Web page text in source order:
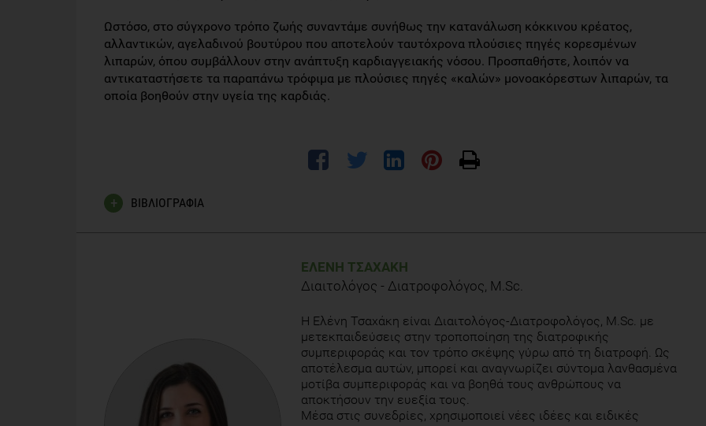
Ωστόσο, στο σύγχρονο τρόπο ζωής συναντάμε συνήθως την κατανάλωση κόκκινου κρέατος,
αλλαντικών, αγελαδινού βουτύρου που αποτελούν ταυτόχρονα πλούσιες πηγές κορεσμένων
λιπαρών, όπου συμβάλλουν στην ανάπτυξη καρδιαγγειακής νόσου. Προσπαθήστε, λοιπόν να
αντικαταστήσετε τα παραπάνω τρόφιμα με πλούσιες πηγές «καλών» μονοακόρεστων λιπαρών, τα
οποία βοηθούν στην υγεία της καρδιάς.
ΒΙΒΛΙΟΓΡΑΦΙΑ
American Heart Association Meeting Report – Poster Presentation MP40 – Session MP07, Mono-unsaturated fats from
http://newsroom.heart.org/news/mono-unsaturated-fats-from-plants-not-animals-may-reduce-risk-of-death-from-
ΕΛΈΝΗ ΤΣΑΧΆΚΗ
Διαιτολόγος - Διατροφολόγος, M.Sc.
Η Ελένη Τσαχάκη είναι Διαιτολόγος-Διατροφολόγος, M.Sc. με
μετεκπαιδεύσεις στην τροποποίηση της διατροφικής
συμπεριφοράς και τον τρόπο σκέψης γύρω από τη διατροφή. Ως
αποτέλεσμα αυτών, μπορεί και αναγνωρίζει σύντομα λανθασμένα
μοτίβα συμπεριφοράς και να βοηθά τους ανθρώπους να
αποκτήσουν την ευεξία τους.
Μέσα στις συνεδρίες, χρησιμοποιεί νέες ιδέες και ειδικές